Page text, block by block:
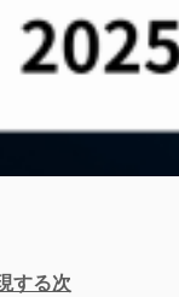
する次